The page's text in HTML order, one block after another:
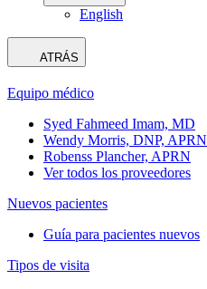
English
ATRÁS
Equipo médico
Syed Fahmeed Imam, MD
Wendy Morris, DNP, APRN
Robenss Plancher, APRN
Ver todos los proveedores
Nuevos pacientes
Guía para pacientes nuevos
Tipos de visita